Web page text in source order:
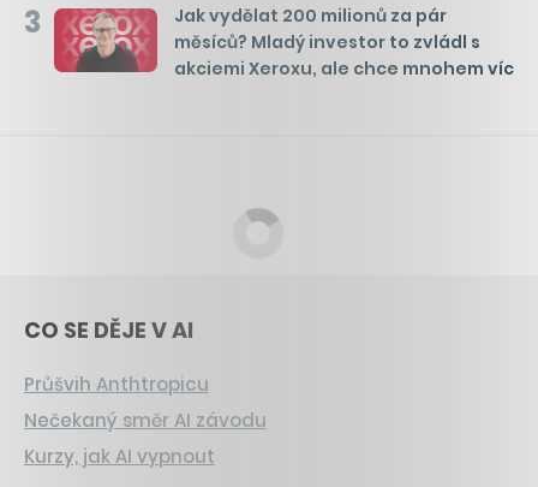
3
Jak vydělat 200 milionů za pár
měsíců? Mladý investor to zvládl s
akciemi Xeroxu, ale chce mnohem víc
CO SE DĚJE V AI
Průšvih Anthtropicu
Nečekaný směr AI závodu
Kurzy, jak AI vypnout